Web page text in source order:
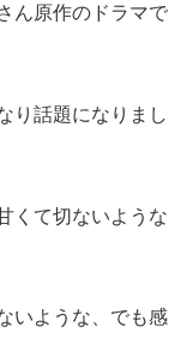
ん原作のドラマで
り話題になりまし
くて切ないような
いような、でも感